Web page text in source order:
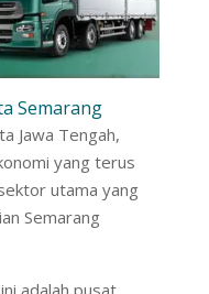
Semarang
Jawa Tengah,
yang terus
utama yang
Semarang